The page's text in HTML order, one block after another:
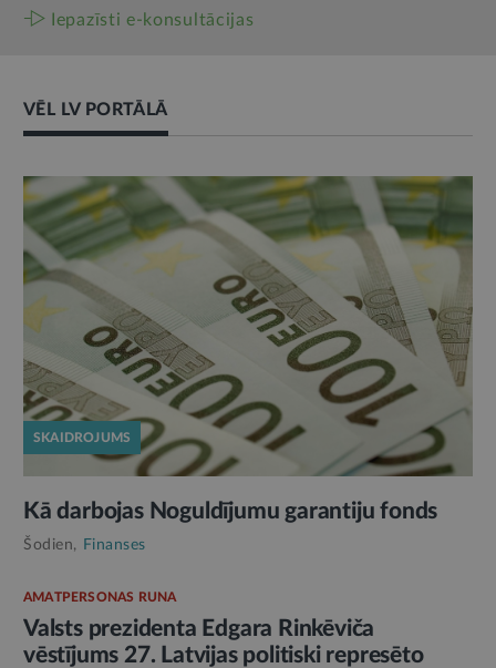
Iepazīsti e-konsultācijas
VĒL LV PORTĀLĀ
SKAIDROJUMS
Kā darbojas Noguldījumu garantiju fonds
Šodien, Finanses
AMATPERSONAS RUNA
Valsts prezidenta Edgara Rinkēviča
vēstījums 27. Latvijas politiski represēto